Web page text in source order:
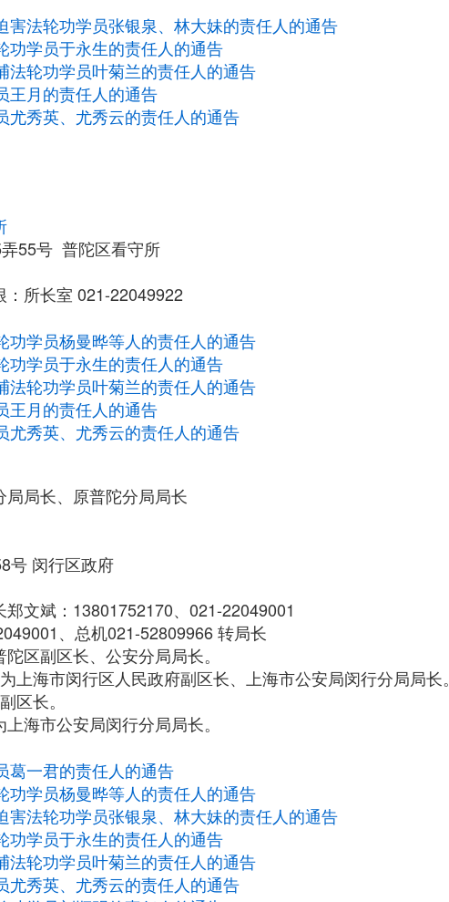
害法轮功学员张银泉、林大妹的责任人的通告
功学员于永生的责任人的通告
法轮功学员叶菊兰的责任人的通告
王月的责任人的通告
尤秀英、尤秀云的责任人的通告
弄55号 普陀区看守所
：所长室 021-22049922
功学员杨曼晔等人的责任人的通告
功学员于永生的责任人的通告
法轮功学员叶菊兰的责任人的通告
王月的责任人的通告
尤秀英、尤秀云的责任人的通告
局长、原普陀分局局长
号 闵行区政府
文斌：13801752170、021-22049001
、总机021-52809966 转局长
区副区长、公安分局局长。
上海市闵行区人民政府副区长、上海市公安局闵行分局局长。
区长。
海市公安局闵行分局局长。
葛一君的责任人的通告
功学员杨曼晔等人的责任人的通告
害法轮功学员张银泉、林大妹的责任人的通告
功学员于永生的责任人的通告
法轮功学员叶菊兰的责任人的通告
尤秀英、尤秀云的责任人的通告